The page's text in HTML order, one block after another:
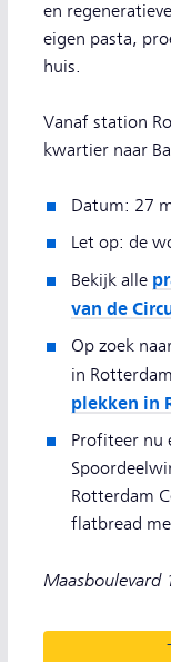
en
eigen pasta,
huis.
Vanaf station
kwartier naar
Datum: 27
Let op: de
Bekijk alle
van de
Op zoek
in
plekken in
Profiteer nu
Rotterdam
flatbread
Maasboulevard